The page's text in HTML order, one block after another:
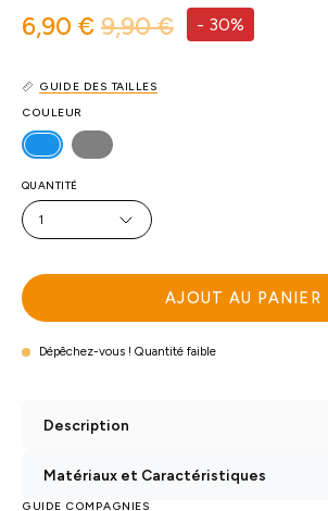
6,90 € 9,90 € - 30%
GUIDE DES TAILLES
COULEUR
QUANTITÉ
1
AJOUT AU PANIER
Dépêchez-vous ! Quantité faible
Description
Matériaux et Caractéristiques
GUIDE COMPAGNIES